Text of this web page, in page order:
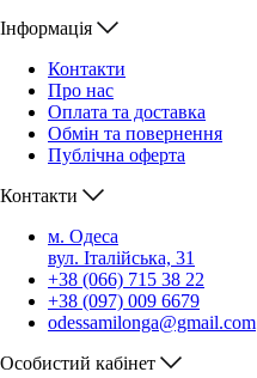
Інформація
Контакти
Про нас
Оплата та доставка
Обмін та повернення
Публічна оферта
Контакти
м. Одеса
вул. Італійська, 31
+38 (066) 715 38 22
+38 (097) 009 6679
odessamilonga@gmail.com
Особистий кабінет